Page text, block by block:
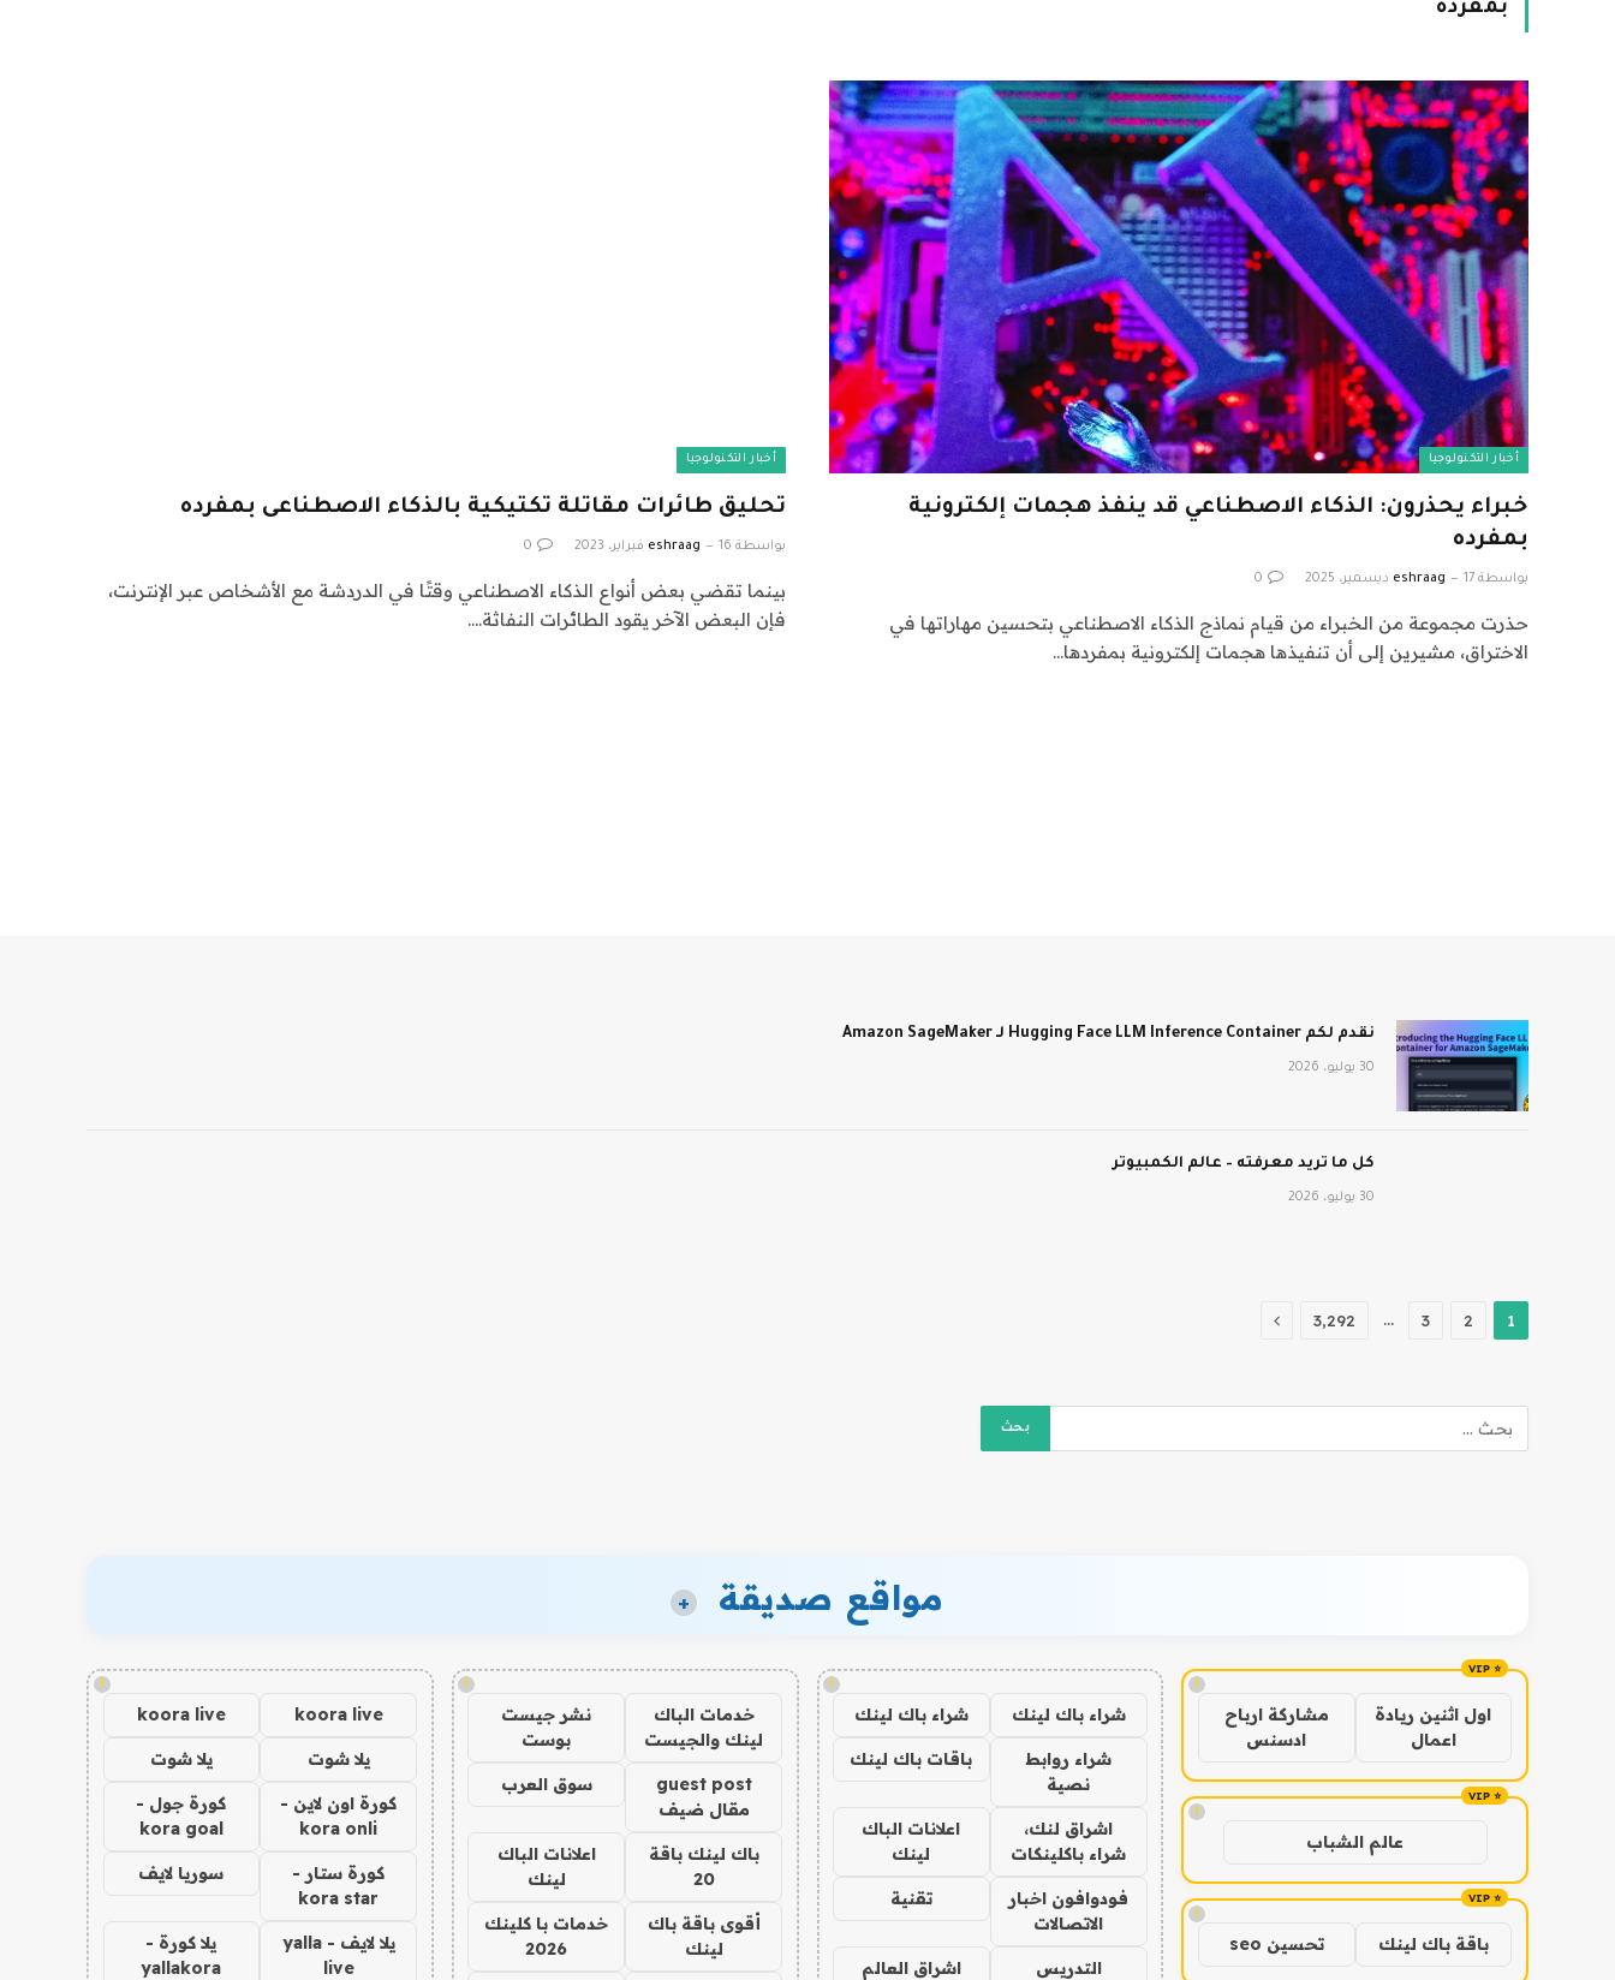
بمفرده
أخبار التكنولوجيا
خبراء يحذرون: الذكاء الاصطناعي قد ينفذ هجمات إلكترونية
بمفرده
بواسطة eshraag 17 ديسمبر، 2025 0
حذرت مجموعة من الخبراء من قيام نماذج الذكاء الاصطناعي بتحسين مهاراتها في
الاختراق، مشيرين إلى أن تنفيذها هجمات إلكترونية بمفردها…
أخبار التكنولوجيا
تحليق طائرات مقاتلة تكتيكية بالذكاء الاصطناعى بمفرده
بواسطة eshraag 16 فبراير، 2023 0
بينما تقضي بعض أنواع الذكاء الاصطناعي وقتًا في الدردشة مع الأشخاص عبر الإنترنت،
فإن البعض الآخر يقود الطائرات النفاثة.…
نقدم لكم Hugging Face LLM Inference Container لـ Amazon SageMaker
30 يوليو، 2026
كل ما تريد معرفته – عالم الكمبيوتر
30 يوليو، 2026
1
2
3
… 3٬292 التالي
مواقع صديقة +
!
اول اثنين ريادة
اعمال
مشاركة ارباح
ادسنس
!
عالم الشباب
!
باقة باك لينك تحسين seo
!
شراء باك لينك شراء باك لينك
شراء روابط
نصية
باقات باك لينك
اشراق لنك،
شراء باكلينكات
اعلانات الباك
لينك
فودوافون اخبار
الاتصالات
تقنية
التدريس
اشراق العالم
!
خدمات الباك
لينك والجيست
نشر جيست
بوست
guest post
مقال ضيف
سوق العرب
باك لينك باقة
20
اعلانات الباك
لينك
أقوى باقة باك
لينك
خدمات با كلينك
2026
!
koora live
koora live
يلا شوت يلا شوت
كورة اون لاين -
kora onli
كورة جول -
kora goal
كورة ستار -
kora star
سوريا لايف
يلا لايف - yalla
live
يلا كورة -
yallakora